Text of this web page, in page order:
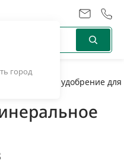
город
минеральное удобрение